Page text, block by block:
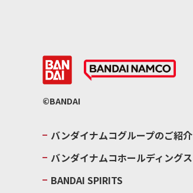
©BANDAI
バンダイナムコグループのご紹介
バンダイナムコホールディングス
BANDAI SPIRITS